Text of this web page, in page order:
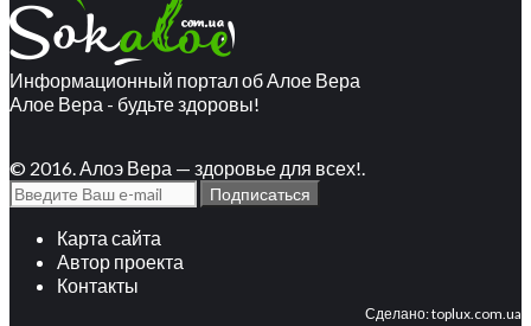
Информационный портал об Алое Вера
Алое Вера - будьте здоровы!
© 2016. Алоэ Вера — здоровье для всех!.
Карта сайта
Автор проекта
Контакты
Сделано:toplux.com.ua